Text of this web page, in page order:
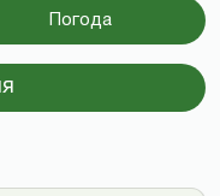
Погода